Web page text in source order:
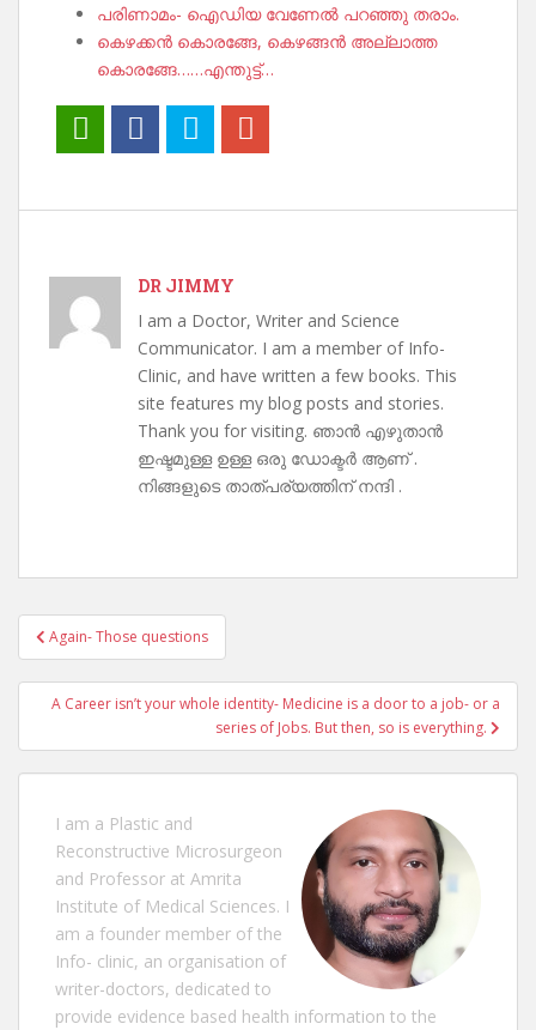
പരിണാമം- ഐഡിയ വേണേൽ പറഞ്ഞു തരാം.
കെഴക്കൻ കൊരങ്ങേ, കെഴങ്ങൻ അല്ലാത്ത
കൊരങ്ങേ……എന്തുട്ട്…
DR JIMMY
I am a Doctor, Writer and Science
Communicator. I am a member of Info-
Clinic, and have written a few books. This
site features my blog posts and stories.
Thank you for visiting. ഞാൻ എഴുതാൻ
ഇഷ്ടമുള്ള ഉള്ള ഒരു ഡോക്ടർ ആണ് .
നിങ്ങളുടെ താത്പര്യത്തിന് നന്ദി .
Post
navigation
Again- Those questions
A Career isn’t your whole identity- Medicine is a door to a job- or a
series of Jobs. But then, so is everything.
I am a Plastic and
Reconstructive Microsurgeon
and Professor at Amrita
Institute of Medical Sciences. I
am a founder member of the
Info- clinic, an organisation of
writer-doctors, dedicated to
provide evidence based health information to the